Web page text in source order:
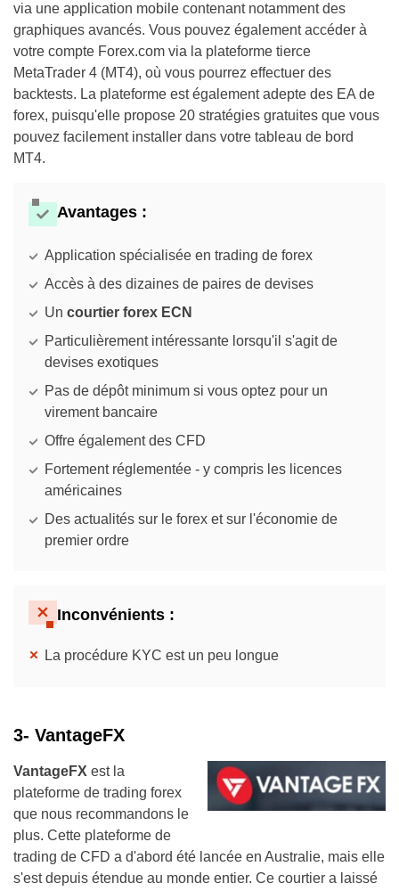
via une application mobile contenant notamment des
graphiques avancés. Vous pouvez également accéder à
votre compte Forex.com via la plateforme tierce
MetaTrader 4 (MT4), où vous pourrez effectuer des
backtests. La plateforme est également adepte des EA de
forex, puisqu'elle propose 20 stratégies gratuites que vous
pouvez facilement installer dans votre tableau de bord
MT4.
Avantages :
Application spécialisée en trading de forex
Accès à des dizaines de paires de devises
Un courtier forex ECN
Particulièrement intéressante lorsqu'il s'agit de
devises exotiques
Pas de dépôt minimum si vous optez pour un
virement bancaire
Offre également des CFD
Fortement réglementée - y compris les licences
américaines
Des actualités sur le forex et sur l'économie de
premier ordre
Inconvénients :
La procédure KYC est un peu longue
3- VantageFX
VantageFX est la
plateforme de trading forex
que nous recommandons le
plus. Cette plateforme de
trading de CFD a d'abord été lancée en Australie, mais elle
s'est depuis étendue au monde entier. Ce courtier a laissé